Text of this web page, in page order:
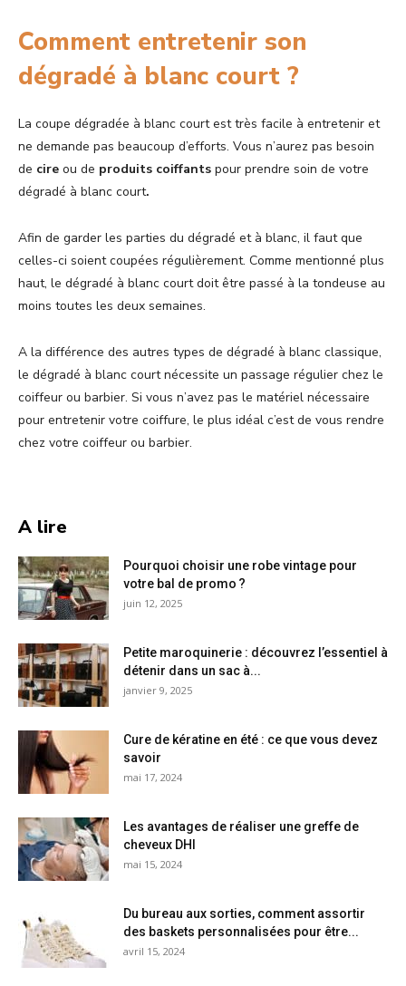
Comment entretenir son
dégradé à blanc court ?
La coupe dégradée à blanc court est très facile à entretenir et
ne demande pas beaucoup d’efforts. Vous n’aurez pas besoin
de cire ou de produits coiffants pour prendre soin de votre
dégradé à blanc court.
Afin de garder les parties du dégradé et à blanc, il faut que
celles-ci soient coupées régulièrement. Comme mentionné plus
haut, le dégradé à blanc court doit être passé à la tondeuse au
moins toutes les deux semaines.
A la différence des autres types de dégradé à blanc classique,
le dégradé à blanc court nécessite un passage régulier chez le
coiffeur ou barbier. Si vous n’avez pas le matériel nécessaire
pour entretenir votre coiffure, le plus idéal c’est de vous rendre
chez votre coiffeur ou barbier.
A lire
Pourquoi choisir une robe vintage pour
votre bal de promo ?
juin 12, 2025
Petite maroquinerie : découvrez l’essentiel à
détenir dans un sac à...
janvier 9, 2025
Cure de kératine en été : ce que vous devez
savoir
mai 17, 2024
Les avantages de réaliser une greffe de
cheveux DHI
mai 15, 2024
Du bureau aux sorties, comment assortir
des baskets personnalisées pour être...
avril 15, 2024